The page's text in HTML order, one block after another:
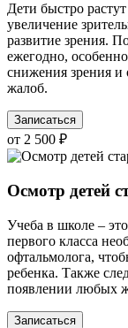
Дети быстро
увеличение
развитие зрения.
ежегодно,
снижения зрения и
жалоб.
Записаться
от 2 500 ₽
Осмотр детей
Учеба в школе –
первого класса
офтальмолога,
ребенка. Также
появлении любых
Записаться